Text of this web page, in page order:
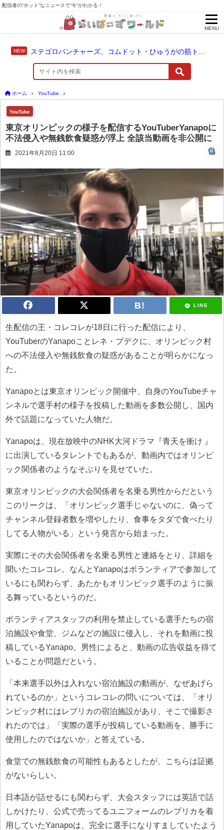
配信者の“ホット”なニュースで“今”がわかる！
MENU
ホーム YouTube
YouTube
東京オリンピックの様子を配信するYouTuberYanapoに
不法侵入や無銭飲食疑惑が浮上 全該当動画を非公開に
2021年8月20日 11:00
LINE
生配信の王・コレコレが18日に行った配信により、
YouTuberのYanapoことレネ・ブデクに、オリンピック村
への不法侵入や無銭飲食の疑惑があることが明らかになっ
た。
Yanapoとは東京オリンピック開催中、自身のYouTubeチャ
ンネルで選手村の様子を投稿した動画を多数公開し、国内
外で話題になっていた人物だ。
Yanapoは、現在放映中のNHK大河ドラマ『青天を衝け 』
に出演しているタレントでもあるが、動画内ではオリンピ
ック関係者のようなそぶりを見せていた。
東京オリンピックの大会関係者を名乗る男性からだという
このリークは、「オリンピック選手じゃないのに、偽って
チャンネル登録者数を増やしたり、食事をタダで食べたり
してる人物がいる」という発言から始まった。
実際にその大会関係者を名乗る男性と連絡をとり、詳細を
聞いたコレコレ。なんとYanapoはボランティアで参加して
いるにも関わらず、あたかもオリンピック選手のように振
る舞っているというのだ。
ボランティアスタッフの利用を禁止している選手たちの宿
泊施設や食堂、ジムなどの施設に侵入し、それを動画に投
稿しているYanapo。男性によると、動画の広告収益を得て
いることが問題だという。
「本来選手以外は入れない宿泊施設の動画が、なぜあげら
れているのか」というコレコレの問いについては、「オリ
ンピック村にはレプリカの宿泊施設があり、そこで撮影さ
れたのでは」「実際の選手が投稿している動画を、勝手に
使用したのではないか」と答えている。
食堂での無銭飲食の可能性もあるとしたが、こちらは証拠
がないらしい。
日本語が話せるにも関わらず、大会スタッフには英語で話
しかけたり、公式で売ってるユニフォームのレプリカを着
用していたYanapoは、完全に選手になりすましていたよう